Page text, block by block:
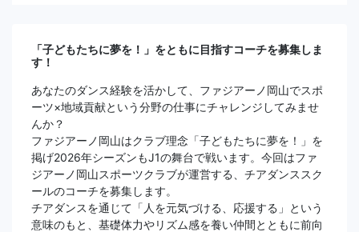
「子どもたちに夢を！」をともに目指すコーチを募集しま
す！
あなたのダンス経験を活かして、ファジアーノ岡山でスポ
ーツ×地域貢献という分野の仕事にチャレンジしてみませ
んか？
ファジアーノ岡山はクラブ理念「子どもたちに夢を！」を
掲げ2026年シーズンもJ1の舞台で戦います。今回はファ
ジアーノ岡山スポーツクラブが運営する、チアダンススク
ールのコーチを募集します。
チアダンスを通じて「人を元気づける、応援する」という
意味のもと、基礎体力やリズム感を養い仲間とともに前向